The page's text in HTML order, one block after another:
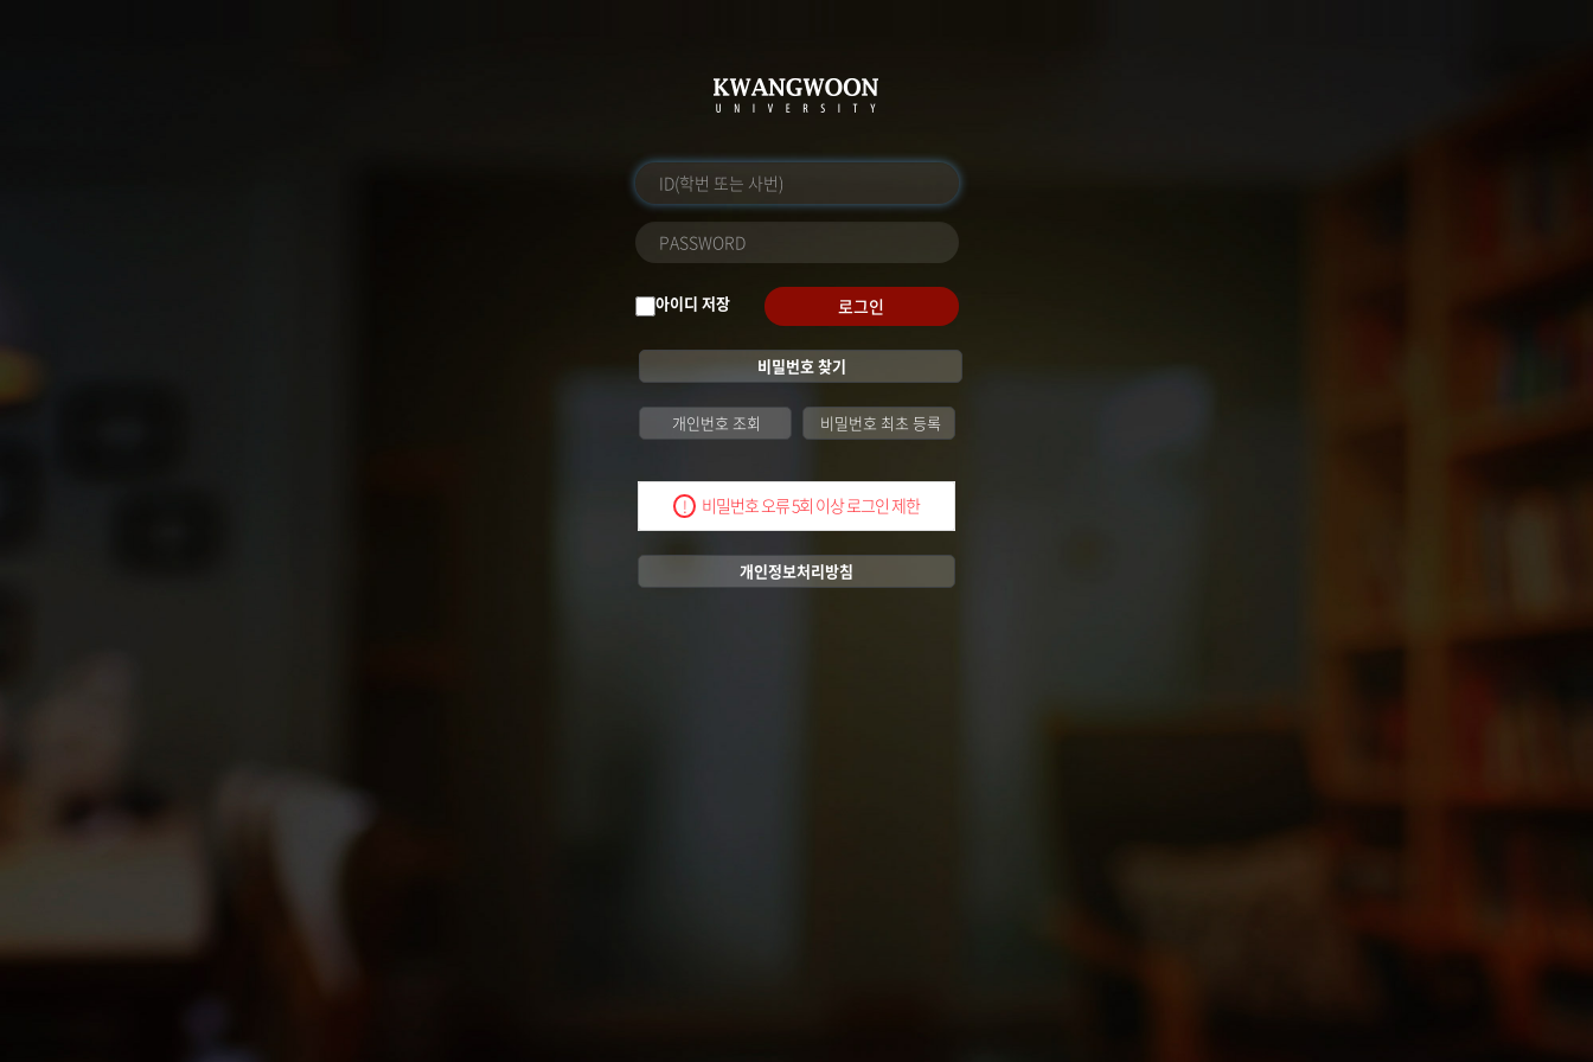
아이디 저장 로그인
비밀번호 찾기
개인번호 조회 비밀번호 최초 등록
! 비밀번호 오류 5회 이상 로그인 제한
개인정보처리방침